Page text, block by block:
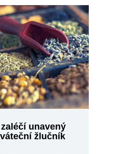
unavený
žlučník